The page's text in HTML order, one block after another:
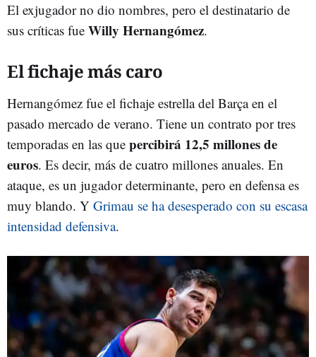
El exjugador no dio nombres, pero el destinatario de
sus críticas fue Willy Hernangómez.
El fichaje más caro
Hernangómez fue el fichaje estrella del Barça en el
pasado mercado de verano. Tiene un contrato por tres
temporadas en las que percibirá 12,5 millones de
euros. Es decir, más de cuatro millones anuales. En
ataque, es un jugador determinante, pero en defensa es
muy blando. Y Grimau se ha desesperado con su escasa
intensidad defensiva.